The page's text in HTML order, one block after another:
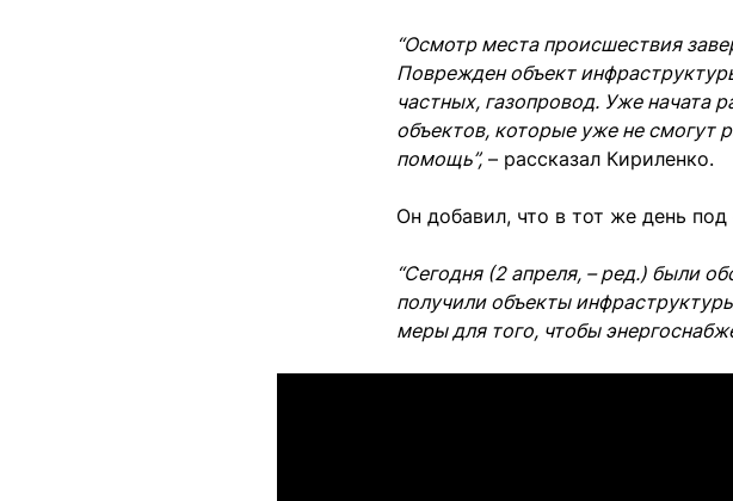
“Осмотр места происшествия
Поврежден объект
частных, газопровод. Уже начата
объектов, которые уже не смогут
помощь”, – рассказал Кириленко.
Он добавил, что в тот же день
“Сегодня (2 апреля, – ред.) были
получили объекты
меры для того, чтобы